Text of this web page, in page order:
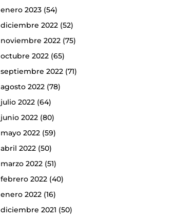
enero 2023(54)
diciembre 2022(52)
noviembre 2022(75)
octubre 2022(65)
septiembre 2022(71)
agosto 2022(78)
julio 2022(64)
junio 2022(80)
mayo 2022(59)
abril 2022(50)
marzo 2022(51)
febrero 2022(40)
enero 2022(16)
diciembre 2021 (50)